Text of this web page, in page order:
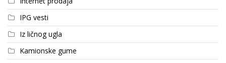
IPG vesti
Iz ličnog ugla
Kamionske gume